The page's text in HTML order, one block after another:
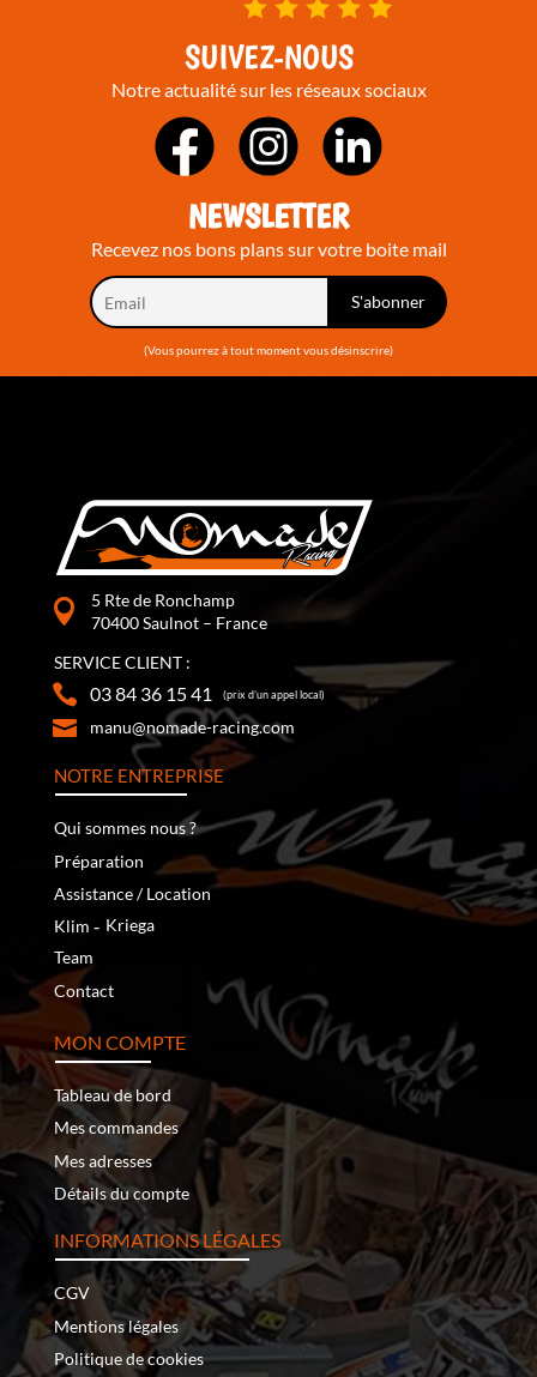
SUIVEZ-NOUS
Notre actualité sur les réseaux sociaux
NEWSLETTER
Recevez nos bons plans sur votre boite mail
(Vous pourrez à tout moment vous désinscrire)
5 Rte de Ronchamp
70400 Saulnot – France
SERVICE CLIENT :
03 84 36 15 41 (prix d’un appel local)
manu@nomade-racing.com
NOTRE ENTREPRISE
Qui sommes nous ?
Préparation
Assistance / Location
Klim ‐ Kriega
Team
Contact
MON COMPTE
Tableau de bord
Mes commandes
Mes adresses
Détails du compte
INFORMATIONS LÉGALES
CGV
Mentions légales
Politique de cookies